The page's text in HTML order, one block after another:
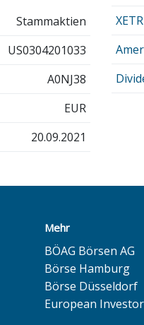
Stammaktien
US0304201033
A0NJ38
EUR
20.09.2021
Mehr
BÖAG Börsen AG
Börse Hamburg
Börse Düsseldorf
European